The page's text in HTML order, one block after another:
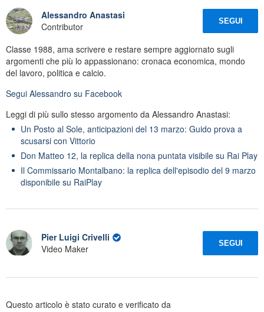
Alessandro Anastasi
Contributor
SEGUI
Classe 1988, ama scrivere e restare sempre aggiornato sugli
argomenti che più lo appassionano: cronaca economica, mondo
del lavoro, politica e calcio.
Segui Alessandro su Facebook
Leggi di più sullo stesso argomento da Alessandro Anastasi:
Un Posto al Sole, anticipazioni del 13 marzo: Guido prova a
scusarsi con Vittorio
Don Matteo 12, la replica della nona puntata visibile su Rai Play
Il Commissario Montalbano: la replica dell'episodio del 9 marzo
disponibile su RaiPlay
Pier Luigi Crivelli
Video Maker
SEGUI
Questo articolo è stato curato e verificato da